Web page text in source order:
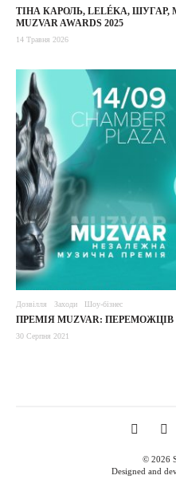
ТІНА КАРОЛЬ, LELÉKA,
MUZVAR AWARDS 2025
14 Травня 2026
Дозвілля Заходи Шоу-бізнес
ПРЕМІЯ MUZVAR:
30 Серпня 2021
© 2026
Designed and